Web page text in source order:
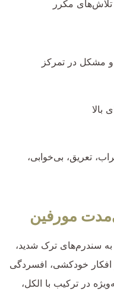
مکرر
مشکل در تمرکز
بالا
تعریق، بی‌خوابی،
مورفین
به سندرم‌های ترک شدید،
خودکشی، افسردگی
در ترکیب با الکل،